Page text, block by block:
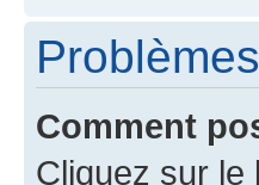
Comment
Cliquez sur le